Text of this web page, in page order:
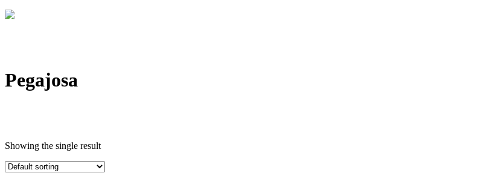
Pegajosa
Showing the single result